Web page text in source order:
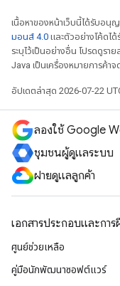
เนื้อหาของหน้าเว็บนี้ได้รับอนุญ
มอนส์ 4.0 และตัวอย่างโค้ดไ
ระบุไว้เป็นอย่างอื่น โปรดดูราย
Java เป็นเครื่องหมายการค้า
อัปเดตล่าสุด 2026-07-22
ลองใช้ Google
ชุมชนผู้ดูแลระบบ
ฝ่ายดูแลลูกค้า
เอกสารประกอบและกา
ศูนย์ช่วยเหลือ
คู่มือนักพัฒนาซอฟต์แวร์